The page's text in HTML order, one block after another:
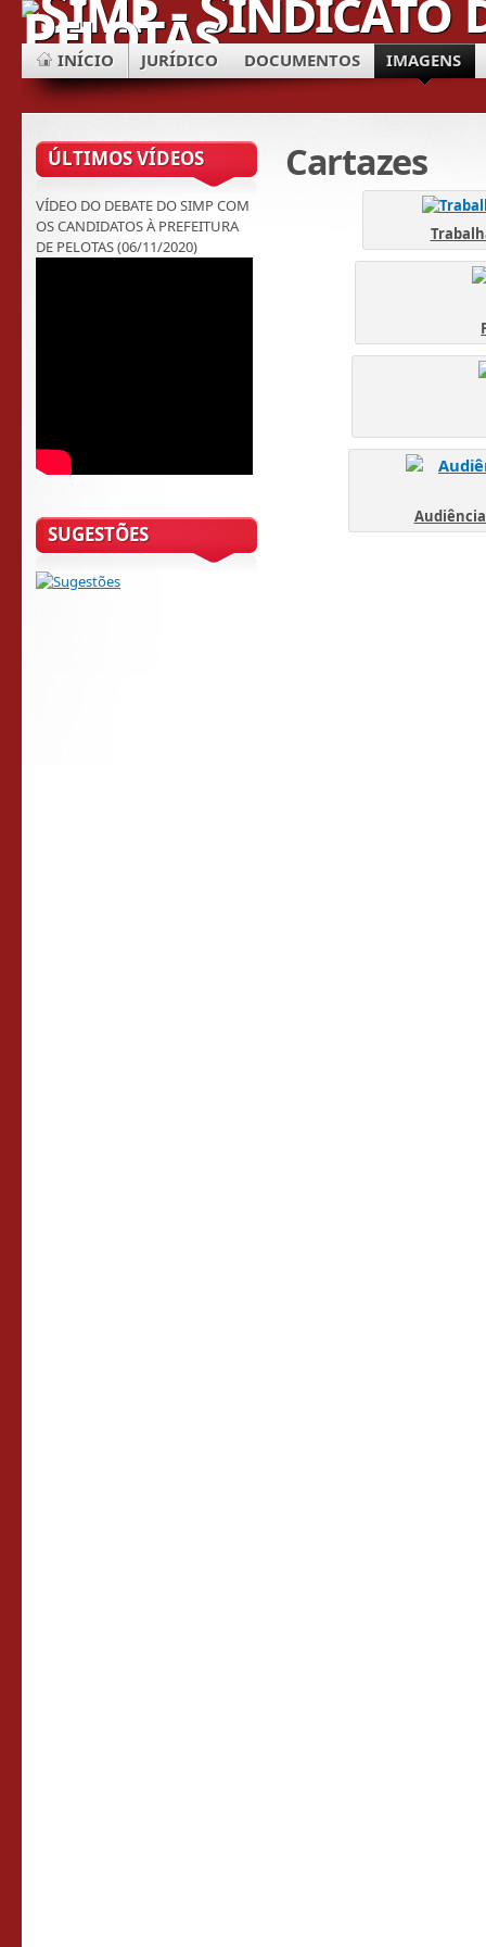
INÍCIO JURÍDICO DOCUMENTOS IMAGENS
Cartazes
ÚLTIMOS VÍDEOS
VÍDEO DO DEBATE DO SIMP COM
OS CANDIDATOS À PREFEITURA
DE PELOTAS (06/11/2020)
SUGESTÕES